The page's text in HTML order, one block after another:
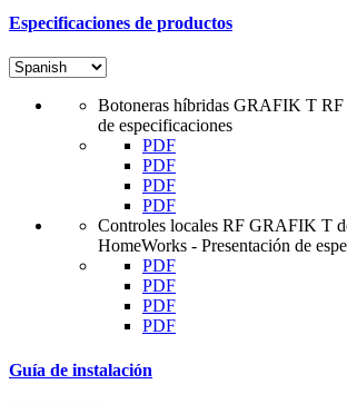
Especificaciones de productos
Botoneras híbridas GRAFIK T RF
de especificaciones
PDF
PDF
PDF
PDF
Controles locales RF GRAFIK T
HomeWorks - Presentación de
PDF
PDF
PDF
PDF
Guía de instalación